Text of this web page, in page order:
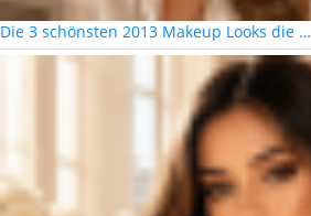
Die 3 schönsten 2013 Makeup Looks die …